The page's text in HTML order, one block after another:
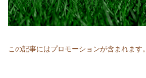
この記事にはプロモーションが含まれます。